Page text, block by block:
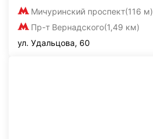
Мичуринский проспект(116 м)
Пр-т Вернадского(1,49 км)
ул. Удальцова, 60